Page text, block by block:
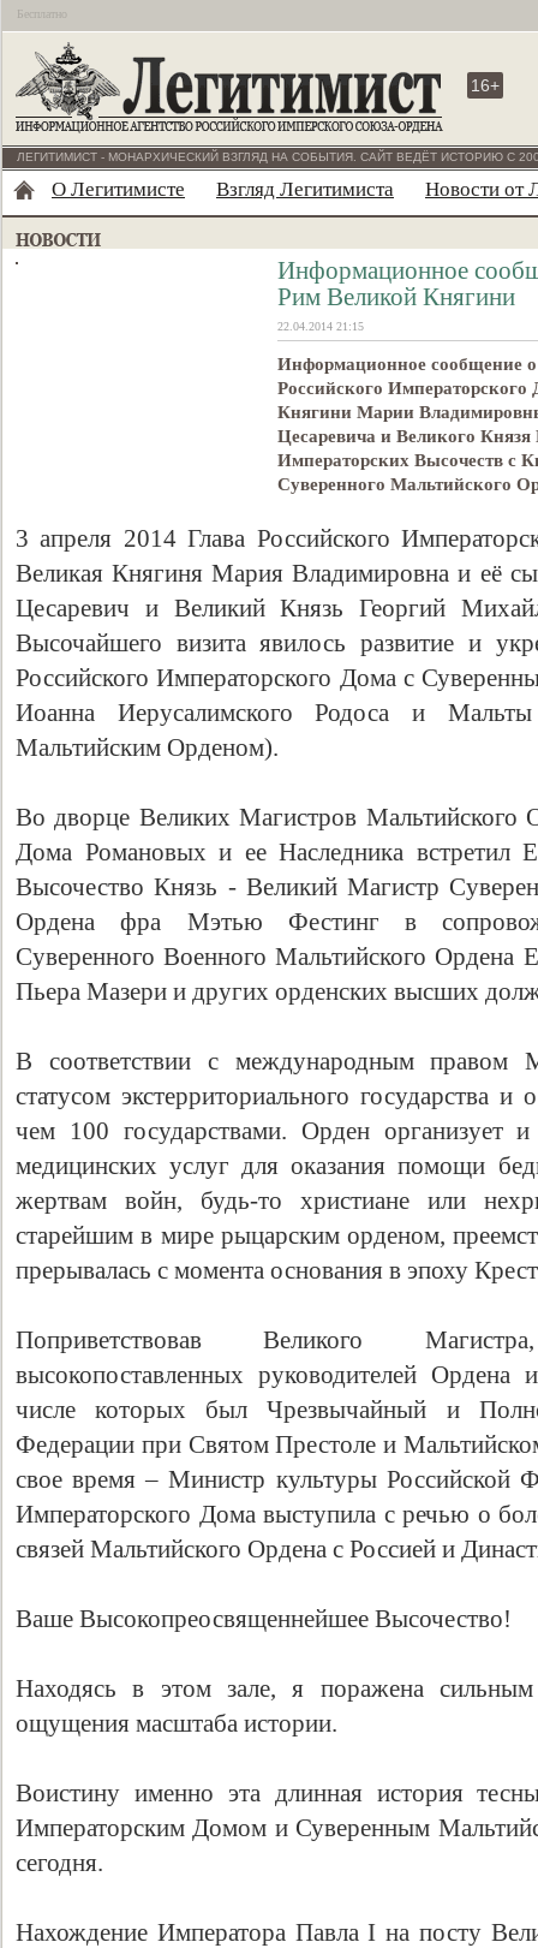
Бесплатно
16+
ЛЕГИТИМИСТ - МОНАРХИЧЕСКИЙ ВЗГЛЯД НА СОБЫТИЯ. САЙТ ВЕДЁТ ИСТОРИЮ С
О Легитимисте Взгляд Легитимиста Новости от
Информационное
Рим Великой Княгини
22.04.2014 21:15
Информационное сообщение
Российского
Княгини Марии
Цесаревича и Великого
Императорских Высочеств с
Cуверенного Мальтийского
3 апреля 2014 Глава Российского
Великая Княгиня Мария Владимировна и её
Цесаревич и Великий Князь Георгий
Высочайшего визита явилось развитие и
Российского Императорского Дома с
Иоанна Иерусалимского Родоса и
Мальтийским Орденом).
Во дворце Великих Магистров Мальтийского
Дома Романовых и ее Наследника встретил
Высочество Князь - Великий Магистр
Ордена фра Мэтью Фестинг в
Cуверенного Военного Мальтийского Ордена
Пьера Мазери и других орденских высших
В соответствии с международным правом
статусом экстерриториального государства и
чем 100 государствами. Орден организует и
медицинских услуг для оказания помощи
жертвам войн, будь-то христиане или
старейшим в мире рыцарским орденом,
прерывалась с момента основания в эпоху
Поприветствовав Великого
высокопоставленных руководителей
числе которых был Чрезвычайный и
Федерации при Святом Престоле и
свое время – Министр культуры Российской
Императорского Дома выступила с речью о
связей Мальтийского Ордена с Россией и
Ваше Высокопреосвященнейшее Высочество!
Находясь в этом зале, я поражена
ощущения масштаба истории.
Воистину именно эта длинная история
Императорским Домом и Суверенным
сегодня.
Нахождение Императора Павла I на посту
Свидетельство